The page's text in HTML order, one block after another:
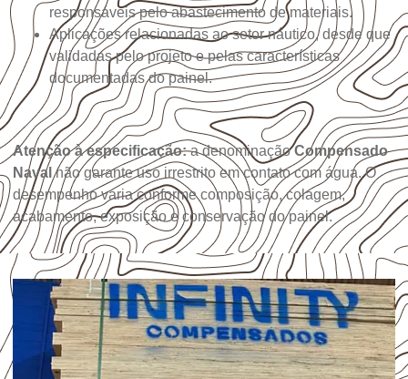
responsáveis pelo abastecimento de materiais.
Aplicações relacionadas ao setor náutico, desde que
validadas pelo projeto e pelas características
documentadas do painel.
Atenção à especificação:a denominaçãoCompensado
Naval não garante uso irrestrito em contato com água. O
desempenho varia conforme composição, colagem,
acabamento, exposição e conservação do painel.